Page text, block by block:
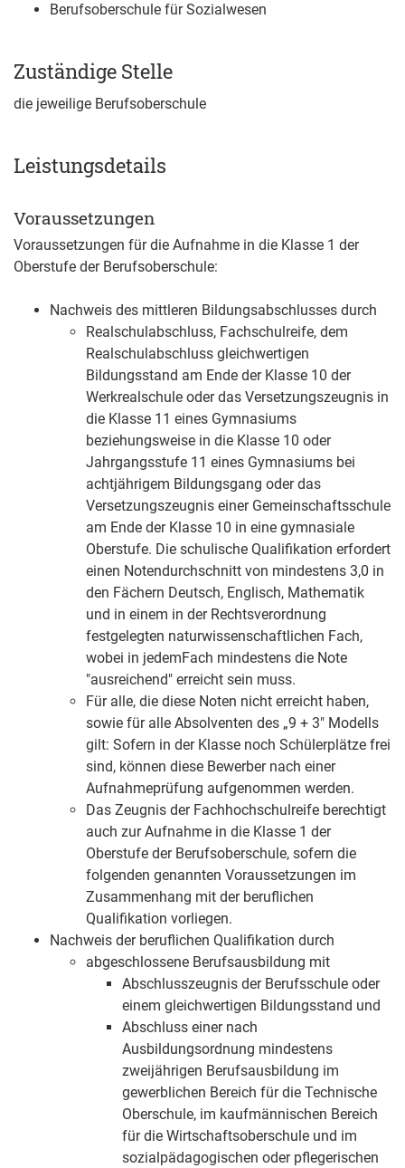
Berufsoberschule für Sozialwesen
Zuständige Stelle
die jeweilige Berufsoberschule
Leistungsdetails
Voraussetzungen
Voraussetzungen für die Aufnahme in die Klasse 1 der
Oberstufe der Berufsoberschule:
Nachweis des mittleren Bildungsabschlusses durch
Realschulabschluss, Fachschulreife, dem
Realschulabschluss gleichwertigen
Bildungsstand am Ende der Klasse 10 der
Werkrealschule oder das Versetzungszeugnis in
die Klasse 11 eines Gymnasiums
beziehungsweise in die Klasse 10 oder
Jahrgangsstufe 11 eines Gymnasiums bei
achtjährigem Bildungsgang oder das
Versetzungszeugnis einer Gemeinschaftsschule
am Ende der Klasse 10 in eine gymnasiale
Oberstufe. Die schulische Qualifikation erfordert
einen Notendurchschnitt von mindestens 3,0 in
den Fächern Deutsch, Englisch, Mathematik
und in einem in der Rechtsverordnung
festgelegten naturwissenschaftlichen Fach,
wobei in jedemFach mindestens die Note
"ausreichend" erreicht sein muss.
Für alle, die diese Noten nicht erreicht haben,
sowie für alle Absolventen des „9 + 3" Modells
gilt: Sofern in der Klasse noch Schülerplätze frei
sind, können diese Bewerber nach einer
Aufnahmeprüfung aufgenommen werden.
Das Zeugnis der Fachhochschulreife berechtigt
auch zur Aufnahme in die Klasse 1 der
Oberstufe der Berufsoberschule, sofern die
folgenden genannten Voraussetzungen im
Zusammenhang mit der beruflichen
Qualifikation vorliegen.
Nachweis der beruflichen Qualifikation durch
abgeschlossene Berufsausbildung mit
Abschlusszeugnis der Berufsschule oder
einem gleichwertigen Bildungsstand und
Abschluss einer nach
Ausbildungsordnung mindestens
zweijährigen Berufsausbildung im
gewerblichen Bereich für die Technische
Oberschule, im kaufmännischen Bereich
für die Wirtschaftsoberschule und im
sozialpädagogischen oder pflegerischen